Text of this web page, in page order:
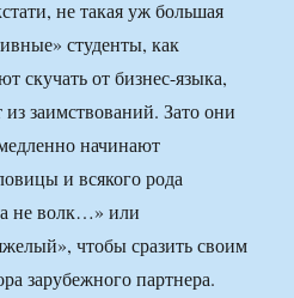
не такая уж большая
студенты, как
скучать от бизнес-языка,
заимствований. Зато они
начинают
и всякого рода
не волк…» или
чтобы сразить своим
зарубежного партнера.